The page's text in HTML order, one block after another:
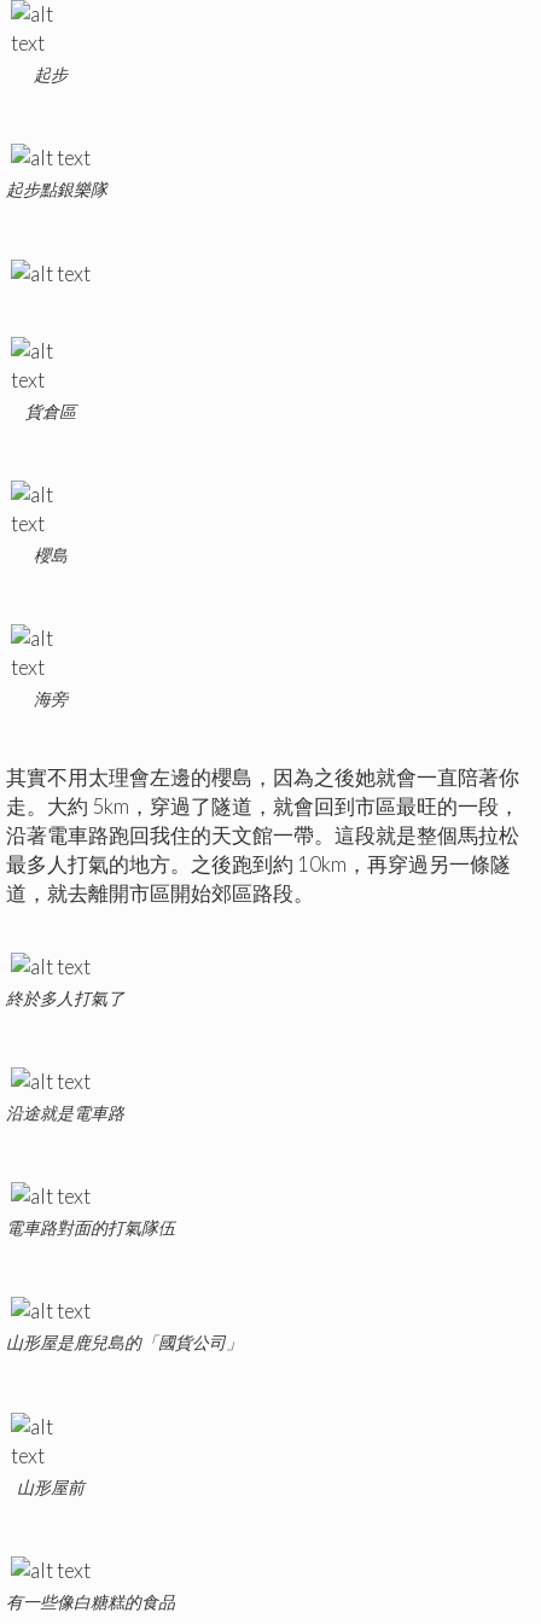
起步
起步點銀樂隊
貨倉區
櫻島
海旁
其實不用太理會左邊的櫻島，因為之後她就會一直陪著你
走。大約 5km，穿過了隧道，就會回到市區最旺的一段，
沿著電車路跑回我住的天文館一帶。這段就是整個馬拉松
最多人打氣的地方。之後跑到約 10km，再穿過另一條隧
道，就去離開市區開始郊區路段。
終於多人打氣了
沿途就是電車路
電車路對面的打氣隊伍
山形屋是鹿兒島的「國貨公司」
山形屋前
有一些像白糖糕的食品